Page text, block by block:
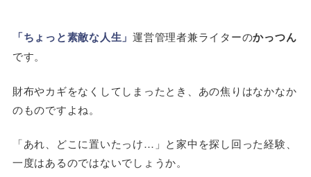
「ちょっと素敵な人生」運営管理者兼ライターのかっつん
です。
財布やカギをなくしてしまったとき、あの焦りはなかなか
のものですよね。
「あれ、どこに置いたっけ…」と家中を探し回った経験、
一度はあるのではないでしょうか。